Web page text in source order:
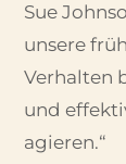
Sue
unsere
Verhalten
und
agieren.“